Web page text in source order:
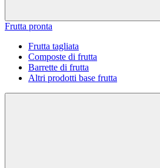
Frutta pronta
Frutta tagliata
Composte di frutta
Barrette di frutta
Altri prodotti base frutta